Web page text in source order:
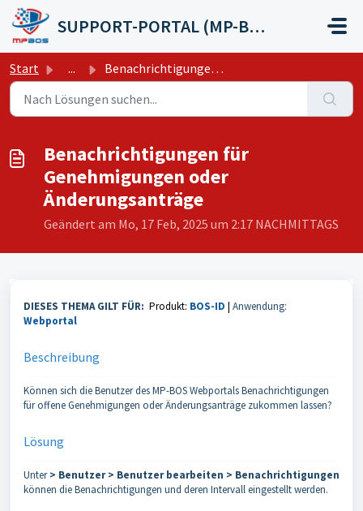
Zum hauptsächlichen Inhalt gehen
SUPPORT-PORTAL (MP-BOS GmbH)
Start ... Benachrichtigungen für Genehmigungen oder Änderungsanträge
Benachrichtigungen für
Genehmigungen oder
Änderungsanträge
Geändert am Mo, 17 Feb, 2025 um 2:17 NACHMITTAGS
DIESES THEMA GILT FÜR: Produkt: BOS-ID | Anwendung:
Webportal
Beschreibung
Können sich die Benutzer des MP-BOS Webportals Benachrichtigungen
für offene Genehmigungen oder Änderungsanträge zukommen lassen?
Lösung
Unter> Benutzer > Benutzer bearbeiten > Benachrichtigungen
können die Benachrichtigungen und deren Intervall eingestellt werden.